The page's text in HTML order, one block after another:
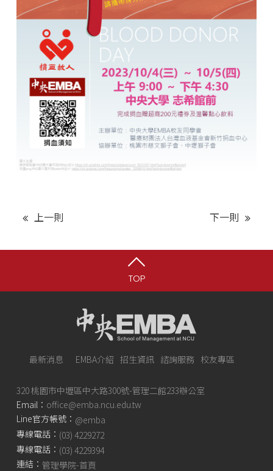
上一則 下一則
TOP
最新消息 EMBA介紹 招生資訊 諮詢服務 校友專區
320 桃園市中壢區中大路300號-管理二館233辦公室
Email： office@emba.ncu.edu.tw
Line官方帳號： @emba
專線電話： (03) 4229272
專線電話： (03) 4229394
連結： 管理學院-首頁